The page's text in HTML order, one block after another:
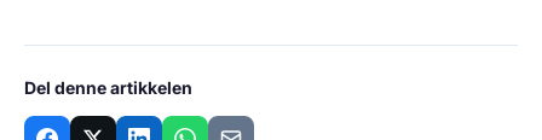
Del denne artikkelen